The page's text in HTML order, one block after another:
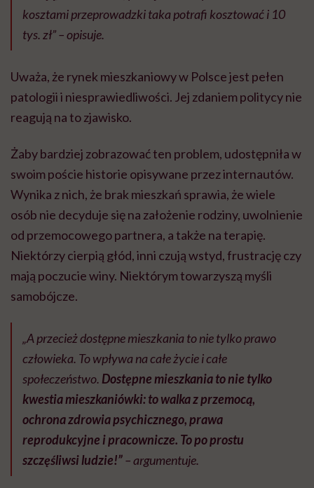
kosztami przeprowadzki taka potrafi kosztować i 10
tys. zł” – opisuje.
Uważa, że rynek mieszkaniowy w Polsce jest pełen
patologii i niesprawiedliwości. Jej zdaniem politycy nie
reagują na to zjawisko.
Żaby bardziej zobrazować ten problem, udostępniła w
swoim poście historie opisywane przez internautów.
Wynika z nich, że brak mieszkań sprawia, że wiele
osób nie decyduje się na założenie rodziny, uwolnienie
od przemocowego partnera, a także na terapię.
Niektórzy cierpią głód, inni czują wstyd, frustrację czy
mają poczucie winy. Niektórym towarzyszą myśli
samobójcze.
„A przecież dostępne mieszkania to nie tylko prawo
człowieka. To wpływa na całe życie i całe
społeczeństwo. Dostępne mieszkania to nie tylko
kwestia mieszkaniówki: to walka z przemocą,
ochrona zdrowia psychicznego, prawa
reprodukcyjne i pracownicze. To po prostu
szczęśliwsi ludzie!”– argumentuje.